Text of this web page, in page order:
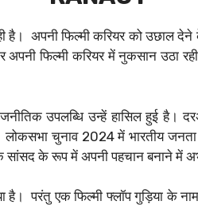
है। ‌ अपनी फिल्मी करियर को उछाल देने
फिल्मी करियर में नुकसान उठा
उपलब्धि उन्हें हासिल हुई है।
लोकसभा चुनाव 2024 में भारतीय
सांसद के रूप में अपनी पहचान बनाने में
परंतु एक फिल्मी फ्लॉप गुड़िया के